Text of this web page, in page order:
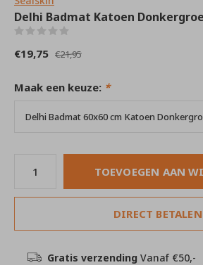
Delhi Badmat Katoen
€19,75 €21,95
Maak een keuze: *
TOEVOEGEN AAN
DIRECT BETALEN
Gratis verzending Vanaf €50,-